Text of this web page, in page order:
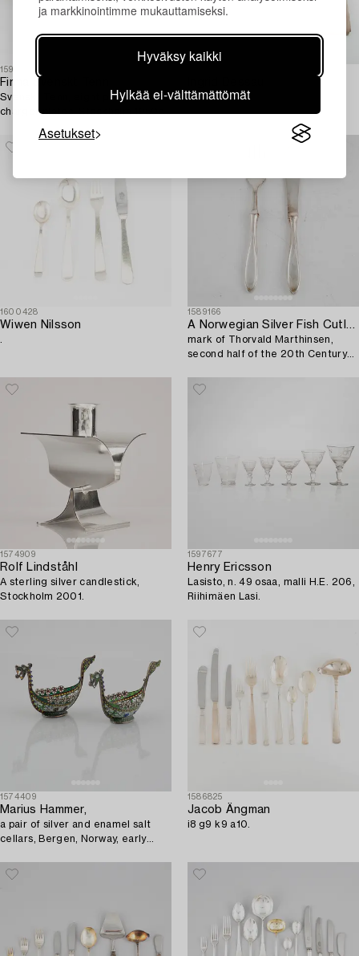
ja markkinointimme mukauttamiseksi.
Hyväksy kaikki
Hylkää ei-välttämättömät
Asetukset
1599601
Firma Svenskt Tenn
Svenskt Tenn, eight pewter
charger plates, Stockholm 1950s-
.
1600428
Wiwen Nilsson
1589166
A Norwegian Silver Fish Cutlery,
mark of Thorvald Marthinsen,
second half of the 20th Century
1574909
Rolf Lindståhl
A sterling silver candlestick,
Stockholm 2001.
1597677
Henry Ericsson
Lasisto, n. 49 osaa, malli H.E. 206,
Riihimäen Lasi.
1574409
Marius Hammer,
a pair of silver and enamel salt
cellars, Bergen, Norway, early
1586825
Jacob Ängman
i8 g9 k9 a10.